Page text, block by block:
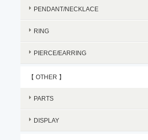
PENDANT/NECKLACE
RING
PIERCE/EARRING
【 OTHER 】
PARTS
DISPLAY